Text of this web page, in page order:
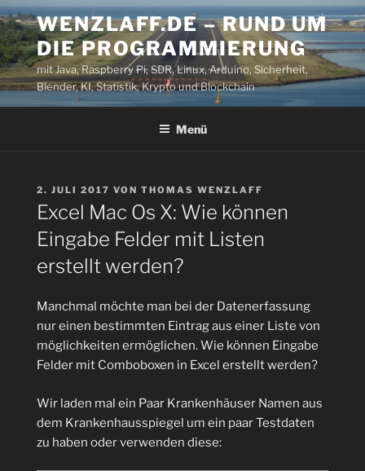
Zum
Inhalt
springen
WENZLAFF.DE – RUND UM
DIE PROGRAMMIERUNG
mit Java, Raspberry Pi, SDR, Linux, Arduino, Sicherheit,
Blender, KI, Statistik, Krypto und Blockchain
Menü
VERÖFFENTLICHT
AM
2. JULI 2017 VON THOMAS WENZLAFF
Excel Mac Os X: Wie können
Eingabe Felder mit Listen
erstellt werden?
Manchmal möchte man bei der Datenerfassung
nur einen bestimmten Eintrag aus einer Liste von
möglichkeiten ermöglichen. Wie können Eingabe
Felder mit Comboboxen in Excel erstellt werden?
Wir laden mal ein Paar Krankenhäuser Namen aus
dem Krankenhausspiegel um ein paar Testdaten
zu haben oder verwenden diese: